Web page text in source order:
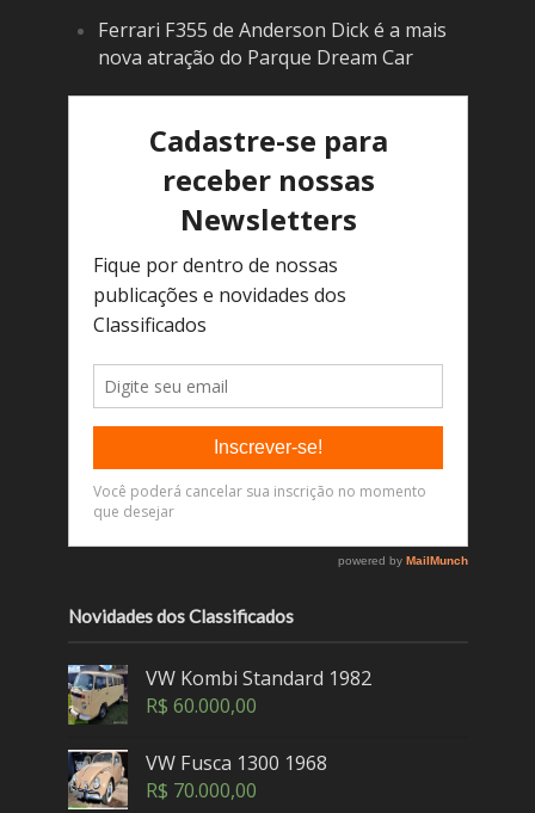
Ferrari F355 de Anderson Dick é a mais
nova atração do Parque Dream Car
Novidades dos Classificados
VW Kombi Standard 1982
R$ 60.000,00
VW Fusca 1300 1968
R$ 70.000,00